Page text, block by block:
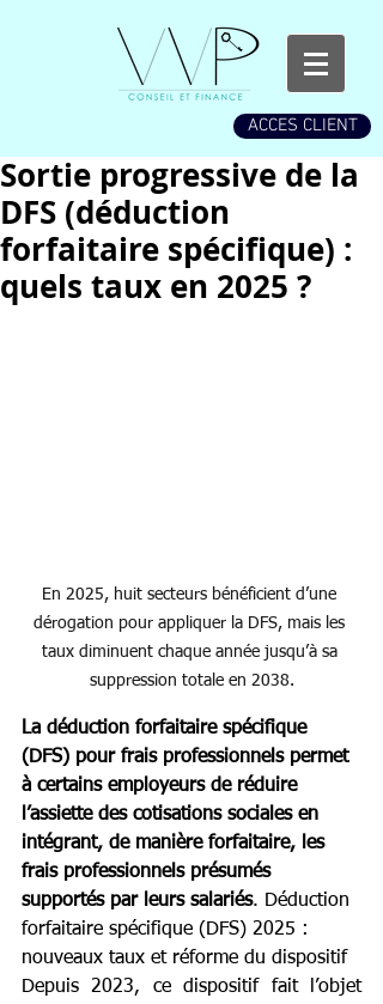
ACCES CLIENT
Sortie progressive de la
DFS (déduction
forfaitaire spécifique) :
quels taux en 2025 ?
En 2025, huit secteurs bénéficient d’une
dérogation pour appliquer la DFS, mais les
taux diminuent chaque année jusqu’à sa
suppression totale en 2038.
La déduction forfaitaire spécifique
(DFS) pour frais professionnels permet
à certains employeurs de réduire
l’assiette des cotisations sociales en
intégrant, de manière forfaitaire, les
frais professionnels présumés
supportés par leurs salariés. Déduction
forfaitaire spécifique (DFS) 2025 :
nouveaux taux et réforme du dispositif
Depuis 2023, ce dispositif fait l’objet